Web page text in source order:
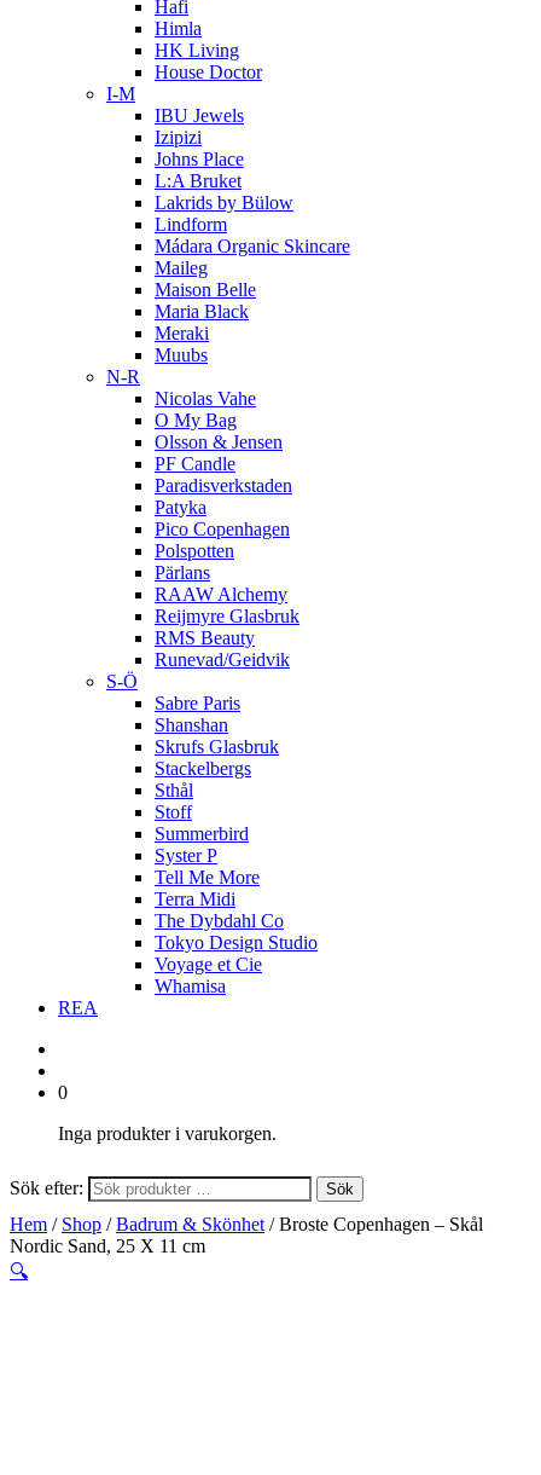
Hafi
Himla
HK Living
House Doctor
I-M
IBU Jewels
Izipizi
Johns Place
L:A Bruket
Lakrids by Bülow
Lindform
Mádara Organic Skincare
Maileg
Maison Belle
Maria Black
Meraki
Muubs
N-R
Nicolas Vahe
O My Bag
Olsson & Jensen
PF Candle
Paradisverkstaden
Patyka
Pico Copenhagen
Polspotten
Pärlans
RAAW Alchemy
Reijmyre Glasbruk
RMS Beauty
Runevad/Geidvik
S-Ö
Sabre Paris
Shanshan
Skrufs Glasbruk
Stackelbergs
Sthål
Stoff
Summerbird
Syster P
Tell Me More
Terra Midi
The Dybdahl Co
Tokyo Design Studio
Voyage et Cie
Whamisa
REA
0
Inga produkter i varukorgen.
Sök efter: Sök
Hem / Shop /Badrum & Skönhet / Broste Copenhagen – Skål
Nordic Sand, 25 X 11 cm
🔍